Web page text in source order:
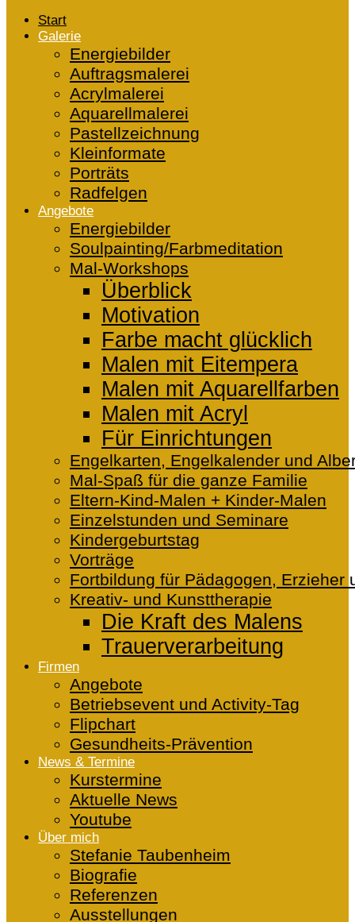
Start
Galerie
Energiebilder
Auftragsmalerei
Acrylmalerei
Aquarellmalerei
Pastellzeichnung
Kleinformate
Porträts
Radfelgen
Angebote
Energiebilder
Soulpainting/Farbmeditation
Mal-Workshops
Überblick
Motivation
Farbe macht glücklich
Malen mit Eitempera
Malen mit Aquarellfarben
Malen mit Acryl
Für Einrichtungen
Engelkarten, Engelkalender und
Mal-Spaß für die ganze Familie
Eltern-Kind-Malen + Kinder-Malen
Einzelstunden und Seminare
Kindergeburtstag
Vorträge
Fortbildung für Pädagogen, Erzieher
Kreativ- und Kunsttherapie
Die Kraft des Malens
Trauerverarbeitung
Firmen
Angebote
Betriebsevent und Activity-Tag
Flipchart
Gesundheits-Prävention
News & Termine
Kurstermine
Aktuelle News
Youtube
Über mich
Stefanie Taubenheim
Biografie
Referenzen
Ausstellungen